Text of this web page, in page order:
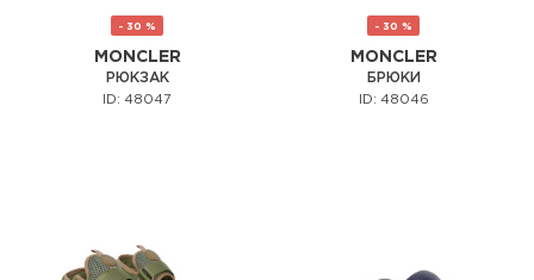
- 30 %
MONCLER
РЮКЗАК
ID: 48047
- 30 %
MONCLER
БРЮКИ
ID: 48046